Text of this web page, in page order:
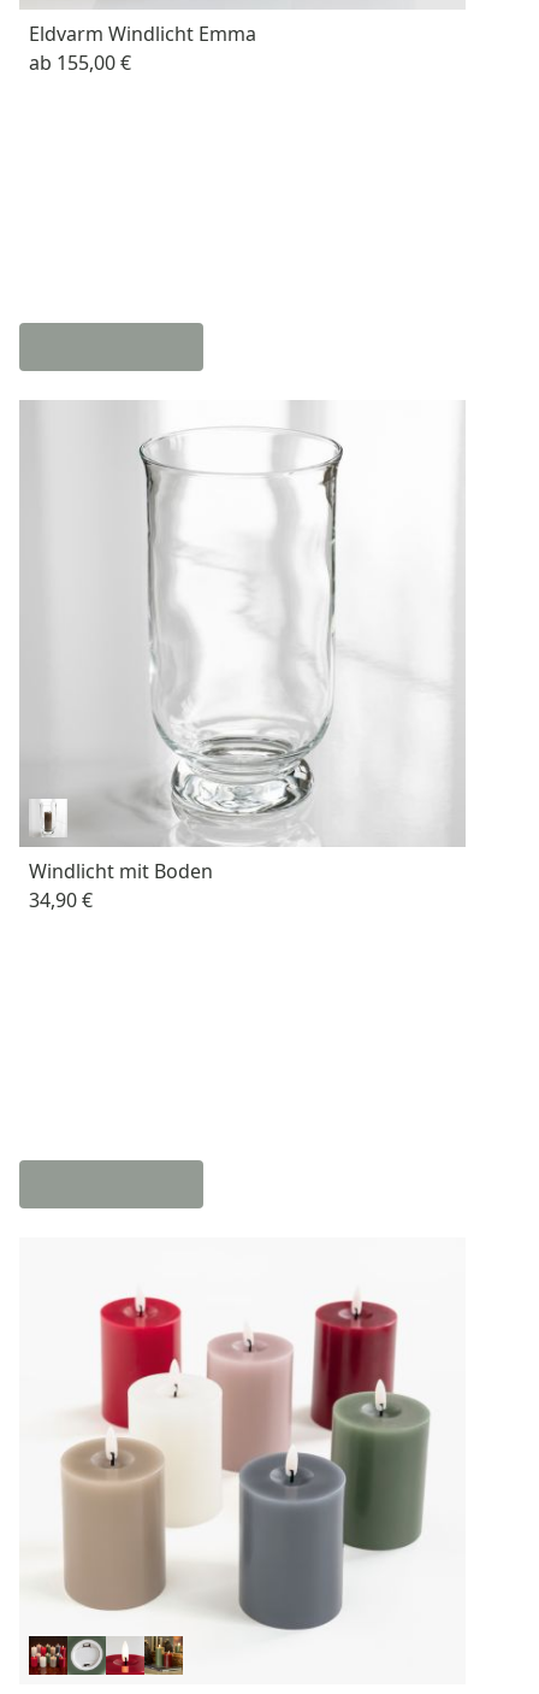
Eldvarm Windlicht Emma
ab 155,00 €
Windlicht mit Boden
34,90 €